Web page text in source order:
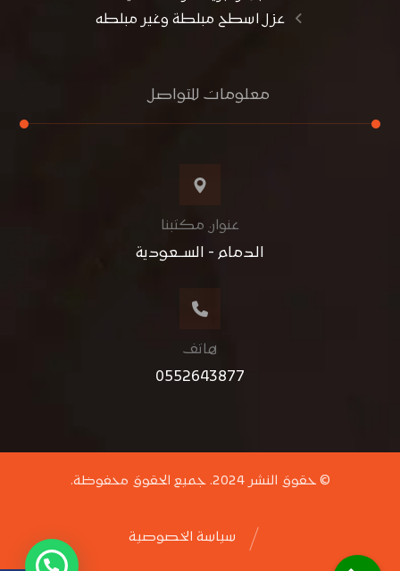
عزل اسطح مبلطة وغير مبلطه
معلومات للتواصل
عنوان مكتبنا
الدمام - الســعودية
هاتف
0552643877
© حقوق النشر 2024. جميع الحقوق محفوظة.
سياسة الخصوصية